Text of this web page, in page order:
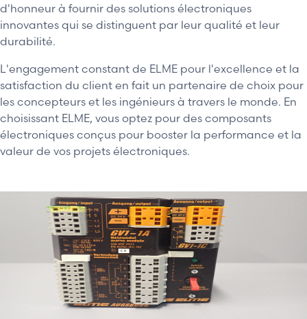
d'honneur à fournir des solutions électroniques
innovantes qui se distinguent par leur qualité et leur
durabilité.
L'engagement constant de ELME pour l'excellence et la
satisfaction du client en fait un partenaire de choix pour
les concepteurs et les ingénieurs à travers le monde. En
choisissant ELME, vous optez pour des composants
électroniques conçus pour booster la performance et la
valeur de vos projets électroniques.